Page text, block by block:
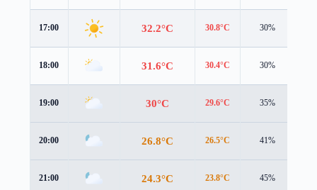
17:00 32.2°C 30.8°C 30%
18:00 31.6°C 30.4°C 30%
19:00 30°C 29.6°C 35%
20:00 26.8°C 26.5°C 41%
21:00 24.3°C 23.8°C 45%